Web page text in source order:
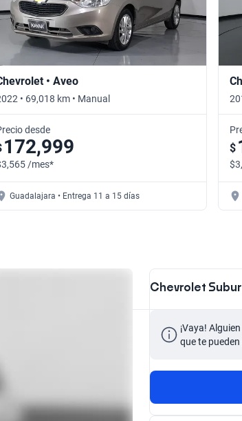
• Aveo
• 69,018 km • Manual
desde
172,999
/mes*
Guadalajara • Entrega 11 a 15 días
$
Chevrolet
¡Vaya!
que te